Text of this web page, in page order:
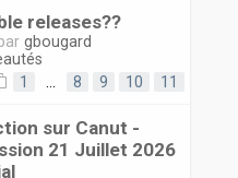
releases??
gbougard
1 8 9 10 11
sur Canut -
21 Juillet 2026